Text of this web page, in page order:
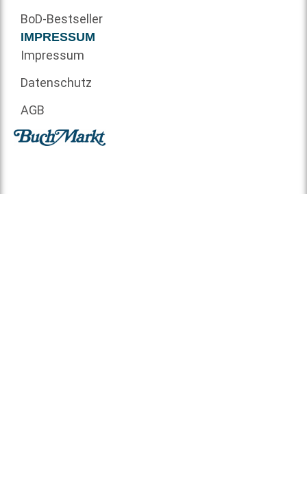
BoD-Bestseller
IMPRESSUM
Impressum
Datenschutz
AGB